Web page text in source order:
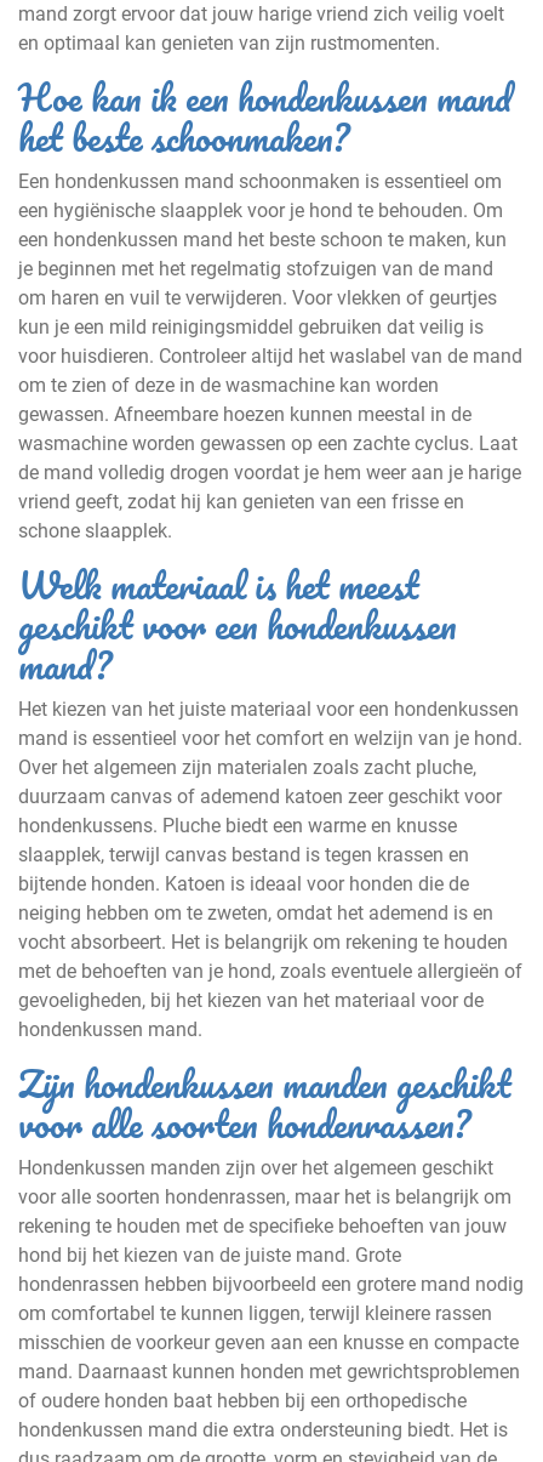
mand zorgt ervoor dat jouw harige vriend zich veilig voelt
en optimaal kan genieten van zijn rustmomenten.
Hoe kan ik een hondenkussen mand
het beste schoonmaken?
Een hondenkussen mand schoonmaken is essentieel om
een hygiënische slaapplek voor je hond te behouden. Om
een hondenkussen mand het beste schoon te maken, kun
je beginnen met het regelmatig stofzuigen van de mand
om haren en vuil te verwijderen. Voor vlekken of geurtjes
kun je een mild reinigingsmiddel gebruiken dat veilig is
voor huisdieren. Controleer altijd het waslabel van de mand
om te zien of deze in de wasmachine kan worden
gewassen. Afneembare hoezen kunnen meestal in de
wasmachine worden gewassen op een zachte cyclus. Laat
de mand volledig drogen voordat je hem weer aan je harige
vriend geeft, zodat hij kan genieten van een frisse en
schone slaapplek.
Welk materiaal is het meest
geschikt voor een hondenkussen
mand?
Het kiezen van het juiste materiaal voor een hondenkussen
mand is essentieel voor het comfort en welzijn van je hond.
Over het algemeen zijn materialen zoals zacht pluche,
duurzaam canvas of ademend katoen zeer geschikt voor
hondenkussens. Pluche biedt een warme en knusse
slaapplek, terwijl canvas bestand is tegen krassen en
bijtende honden. Katoen is ideaal voor honden die de
neiging hebben om te zweten, omdat het ademend is en
vocht absorbeert. Het is belangrijk om rekening te houden
met de behoeften van je hond, zoals eventuele allergieën of
gevoeligheden, bij het kiezen van het materiaal voor de
hondenkussen mand.
Zijn hondenkussen manden geschikt
voor alle soorten hondenrassen?
Hondenkussen manden zijn over het algemeen geschikt
voor alle soorten hondenrassen, maar het is belangrijk om
rekening te houden met de specifieke behoeften van jouw
hond bij het kiezen van de juiste mand. Grote
hondenrassen hebben bijvoorbeeld een grotere mand nodig
om comfortabel te kunnen liggen, terwijl kleinere rassen
misschien de voorkeur geven aan een knusse en compacte
mand. Daarnaast kunnen honden met gewrichtsproblemen
of oudere honden baat hebben bij een orthopedische
hondenkussen mand die extra ondersteuning biedt. Het is